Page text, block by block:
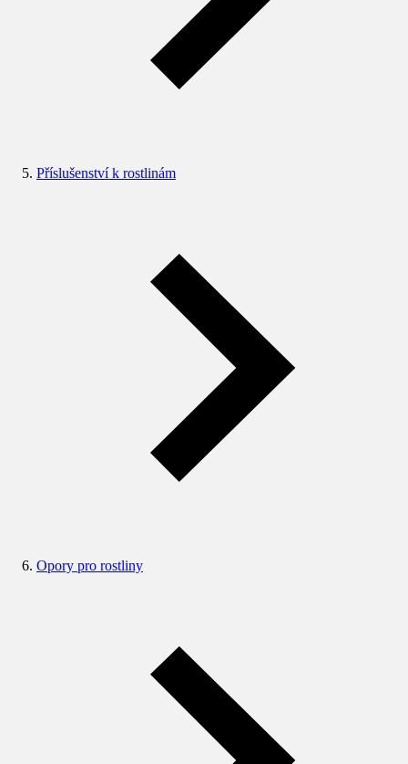
Příslušenství k rostlinám
Opory pro rostliny